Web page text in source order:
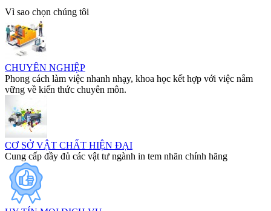
Vì sao chọn chúng tôi
CHUYÊN NGHIỆP
Phong cách làm việc nhanh nhạy, khoa học kết hợp với việc nắm
vững về kiến thức chuyên môn.
CƠ SỞ VẬT CHẤT HIỆN ĐẠI
Cung cấp đầy đủ các vật tư ngành in tem nhãn chính hãng